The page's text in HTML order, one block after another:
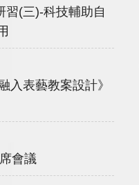
(三)-科技輔助自
入表藝教案設計》
會議